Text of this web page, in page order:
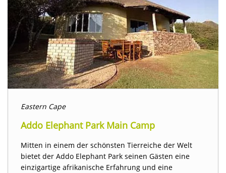
Eastern Cape
Addo Elephant Park Main Camp
Mitten in einem der schönsten Tierreiche der Welt
bietet der Addo Elephant Park seinen Gästen eine
einzigartige afrikanische Erfahrung und eine